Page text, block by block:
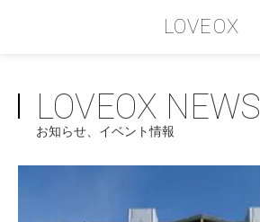
LOVEOX
PHILOSOPHY
フィロソフィー
COMPANY PROFILE
LOVEOX NEWS
お知らせ、イベント情報